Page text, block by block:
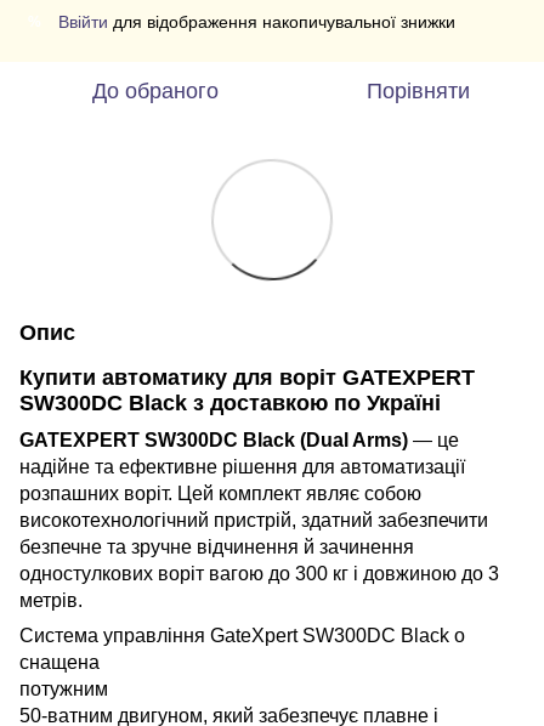
Ввійти для відображення накопичувальної знижки
До обраного Порівняти
Опис
Купити автоматику для воріт GATEXPERT
SW300DC Black з доставкою по Україні
GATEXPERT SW300DC Black (Dual Arms) — це
надійне та ефективне рішення для автоматизації
розпашних воріт. Цей комплект являє собою
високотехнологічний пристрій, здатний забезпечити
безпечне та зручне відчинення й зачинення
одностулкових воріт вагою до 300 кг і довжиною до 3
метрів.
Система управління GateXpert SW300DC Black о
снащена
потужним
50-ватним двигуном, який забезпечує плавне і